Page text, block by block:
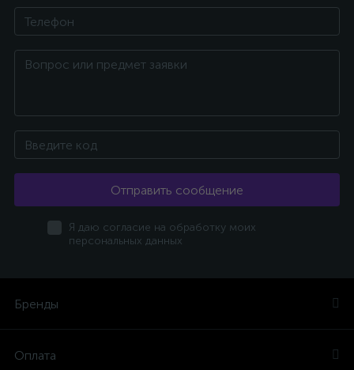
Отправить сообщение
Я даю согласие на обработку моих
персональных данных
Бренды
Оплата